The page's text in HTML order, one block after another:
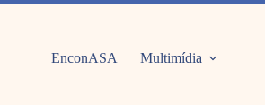
EnconASA Multimídia